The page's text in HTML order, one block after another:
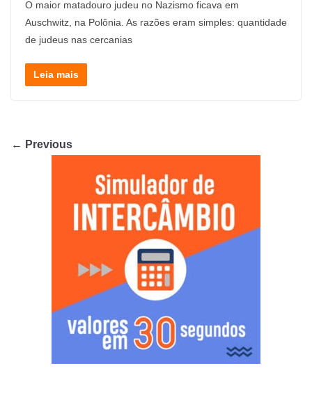
O maior matadouro judeu no Nazismo ficava em
Auschwitz, na Polônia. As razões eram simples: quantidade
de judeus nas cercanias
Leia mais
← Previous